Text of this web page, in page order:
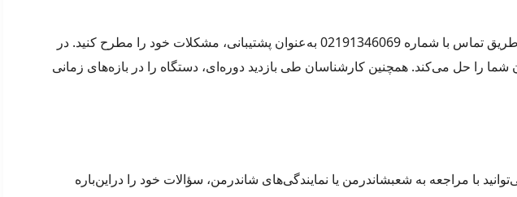
پشتیبانی دستگاه پوز شاندرمن برعهده شاندرمن است. شما، پذیرندگان محترم این کارتخوان‌ها می‌توانید از طریق تماس با شماره 02191346069 به‌عنوان پشتیبانی، مشکلات خود را مطرح کنید. در
مشکل کارتخوان شما را حل می‌کند. همچنین کارشناسان طی بازدید دوره‌ای، دستگاه را در بازه‌های زمانی
با مراجعه به شعبشاندرمن یا نمایندگی‌های شاندرمن، سؤالات خود را دراین‌باره